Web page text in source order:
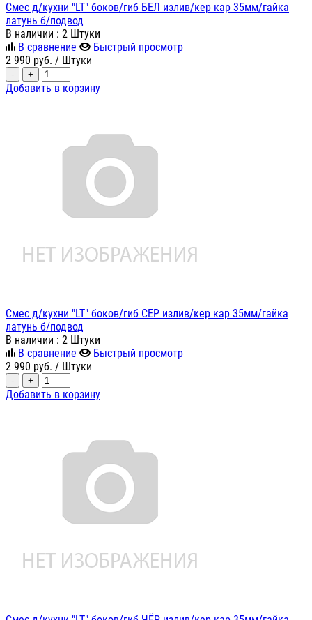
Смес д/кухни "LT" боков/гиб БЕЛ излив/кер кар 35мм/гайка
латунь б/подвод
В наличии : 2 Штуки
В сравнение
Быстрый просмотр
2 990 руб. / Штуки
- +
Добавить в корзину
Смес д/кухни "LT" боков/гиб СЕР излив/кер кар 35мм/гайка
латунь б/подвод
В наличии : 2 Штуки
В сравнение
Быстрый просмотр
2 990 руб. / Штуки
- +
Добавить в корзину